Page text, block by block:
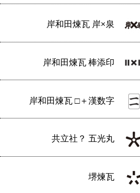
岸和田煉瓦 岸×泉
岸和田煉瓦 棒添印
岸和田煉瓦 □＋漢数字
共立社？ 五光丸
堺煉瓦